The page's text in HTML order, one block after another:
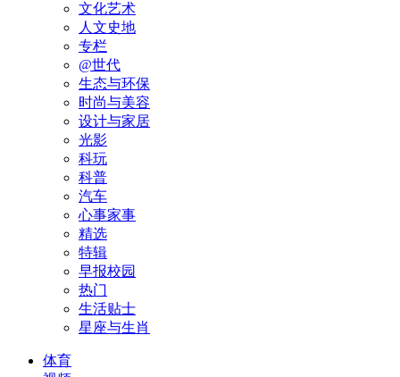
文化艺术
人文史地
专栏
@世代
生态与环保
时尚与美容
设计与家居
光影
科玩
科普
汽车
心事家事
精选
特辑
早报校园
热门
生活贴士
星座与生肖
体育